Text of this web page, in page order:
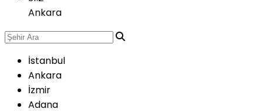
Ankara
İstanbul
Ankara
İzmir
Adana